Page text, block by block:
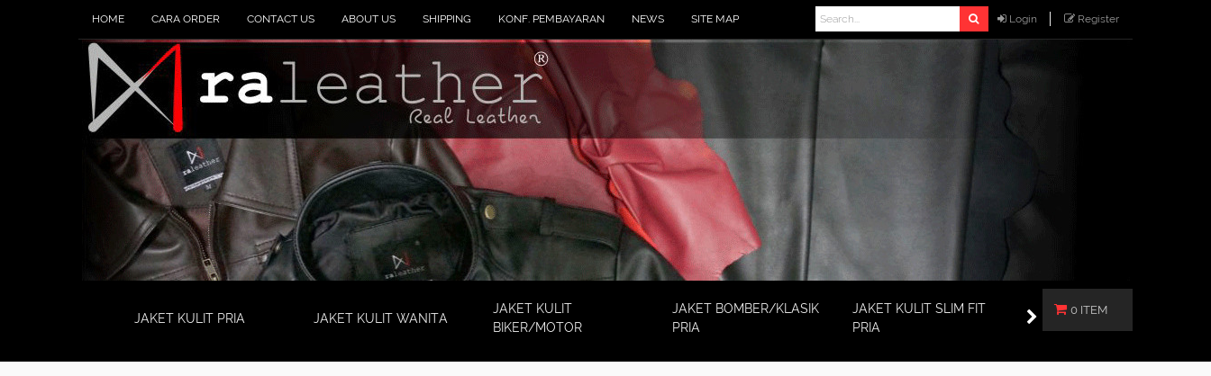
Login Register
HOME CARA ORDER CONTACT US ABOUT US SHIPPING KONF. PEMBAYARAN NEWS SITE MAP
0 ITEM
JAKET KULIT PRIA JAKET KULIT WANITA
JAKET KULIT
BIKER/MOTOR
JAKET BOMBER/KLASIK
PRIA
JAKET KULIT SLIM FIT
PRIA